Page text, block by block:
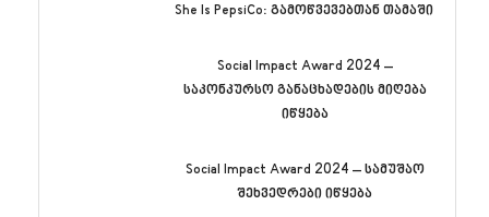
She Is PepsiCo: გამოწვევებთან თამაში
Social Impact Award 2024 –
საკონკურსო განაცხადების მიღება
იწყება
Social Impact Award 2024 – სამუშაო
შეხვედრები იწყება